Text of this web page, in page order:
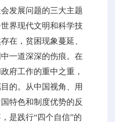
发展问题的三大主题
界现代文明和科学技
在，贫困现象蔓延、
一道深深的伤痕。在
府工作的重中之重，
的。从中国视角、用
特色和制度优势的反
是践行“四个自信”的